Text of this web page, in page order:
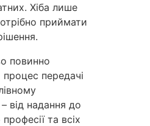
Хіба лише
приймати
повинно
передачі
від надання до
та всіх